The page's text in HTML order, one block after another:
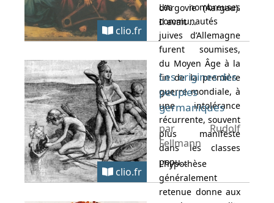
d’Argovie (Aargau).
Il avait ...
clio.fr
Les nombreuses
communautés
juives d’Allemagne
furent soumises,
du Moyen Âge à la
fin de la première
guerre mondiale, à
une intolérance
récurrente, souvent
plus manifeste
dans les classes
popu...
clio.fr
Les origines des
peuples
germaniques
par Rudolf
Fellmann
L’hypothèse
généralement
retenue donne aux